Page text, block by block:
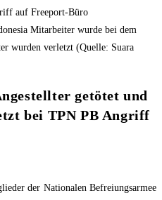
Mitarbeiter wurde bei dem
wurden verletzt (Quelle: Suara
getötet und
bei TPN PB Angriff
der Nationalen Befreiungsarmee